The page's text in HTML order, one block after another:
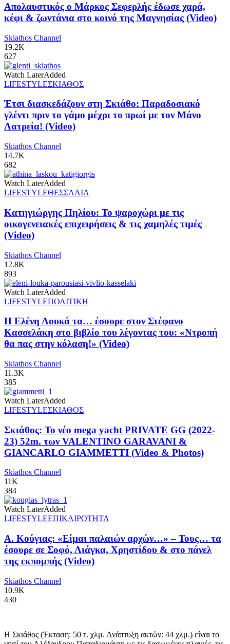
Απολαυστικός ο Μάρκος Σεφερλής έδωσε χαρά,
κέφι & ζωντάνια στο κοινό της Μαγνησίας (Video)
Skiathos Channel
19.2K
627
Watch LaterAdded
LIFESTYLEΣΚΙΑΘΟΣ
Έτσι διασκεδάζουν στη Σκιάθο: Παραδοσιακό
γλέντι πριν το γάμο μέχρι το πρωί με τον Μάνο
Λατρεία! (Video)
Skiathos Channel
14.7K
682
Watch LaterAdded
LIFESTYLEΘΕΣΣΑΛΙΑ
Κατηγιώργης Πηλίου: Το ψαροχώρι με τις
οικογενειακές επιχειρήσεις & τις χαμηλές τιμές
(Video)
Skiathos Channel
12.8K
893
Watch LaterAdded
LIFESTYLEΠΟΛΙΤΙΚΗ
Η Ελένη Λουκά τα… έσουρε στον Στέφανο
Κασσελάκη στο βιβλίο του λέγοντας του: «Ντροπή
θα πας στην κόλαση!» (Video)
Skiathos Channel
11.3K
385
Watch LaterAdded
LIFESTYLEΣΚΙΑΘΟΣ
Σκιάθος: Το νέο mega yacht PRIVATE GG (2022-
23) 52m. των VALENTINO GARAVANI &
GIANCARLO GIAMMETTI (Video & Photos)
Skiathos Channel
11K
384
Watch LaterAdded
LIFESTYLEΕΠΙΚΑΙΡΟΤΗΤΑ
Α. Κούγιας: «Είμαι παλαιών αρχών…» – Τους… τα
έσουρε σε Σοφό, Λιάγκα, Χρηστίδου & στο πάνελ
της εκπομπής (Video)
Skiathos Channel
10.9K
430
Η Σκιάθος (Έκταση: 50 τ. χλμ. Ανάπτυξη ακτών: 44 χλμ.) είναι το